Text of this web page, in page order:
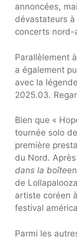
annoncées,
dévastateurs
concerts nord-
Parallèlement
a également
avec la
2025.03.
Bien que «
tournée solo
première
du Nord.
dans la boîte
de
artiste coréen
festival
Parmi les